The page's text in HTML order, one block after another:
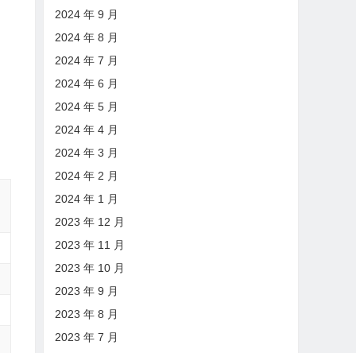
2024 年 9 月
2024 年 8 月
2024 年 7 月
2024 年 6 月
2024 年 5 月
2024 年 4 月
2024 年 3 月
2024 年 2 月
2024 年 1 月
2023 年 12 月
2023 年 11 月
2023 年 10 月
2023 年 9 月
2023 年 8 月
2023 年 7 月